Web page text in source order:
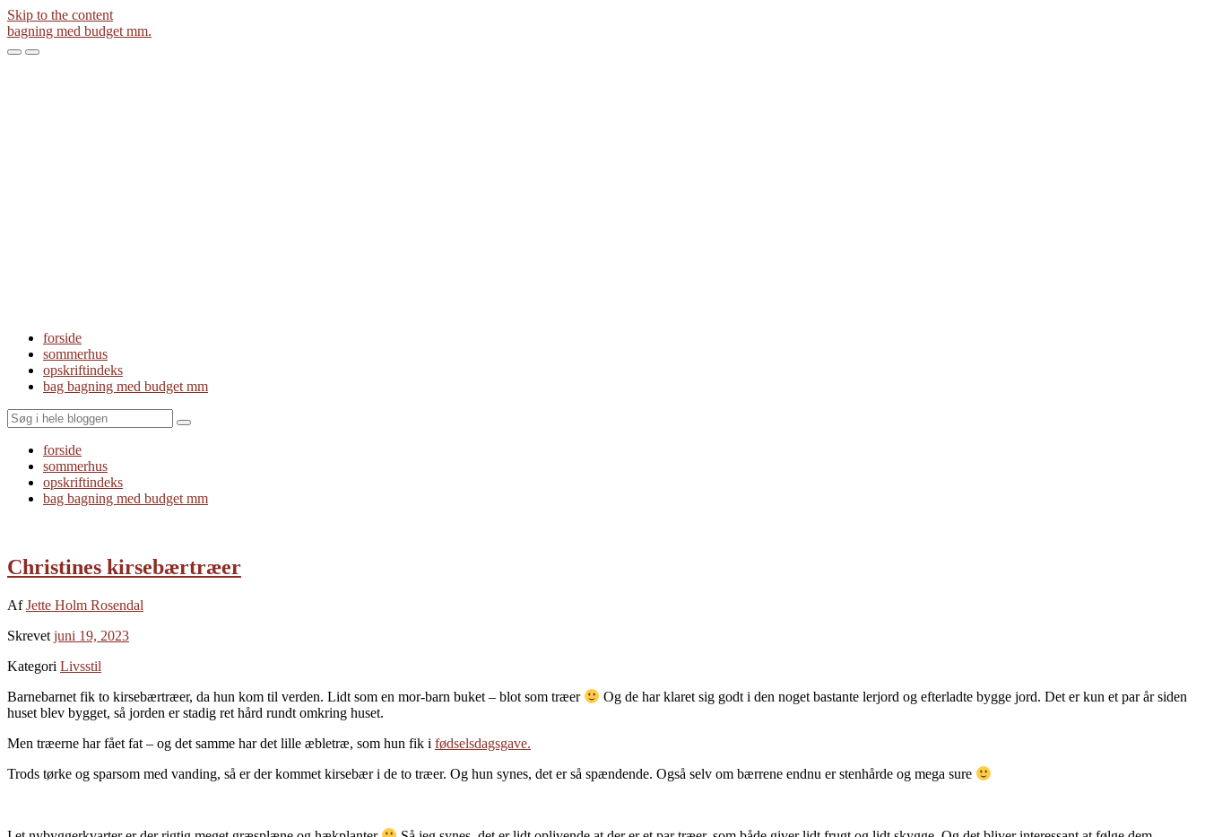
Skip to the content
bagning med budget mm.
ToggleToggle
forside
sommerhus
opskriftindeks
bag bagning med budget mm
Search
forside
sommerhus
opskriftindeks
bag bagning med budget mm
Christines kirsebærtræer
AfJette Holm Rosendal
Skrevet juni 19, 2023
Kategori Livsstil
Barnebarnet fik to kirsebærtræer, da hun kom til verden. Lidt som en mor-barn buket – blot som træer
Og de har klaret sig godt i den noget bastante lerjord og efterladte bygge jord. Det er kun et par år siden
huset blev bygget, så jorden er stadig ret hård rundt omkring huset.
Men træerne har fået fat – og det samme har det lille æbletræ, som hun fik i fødselsdagsgave.
Trods tørke og sparsom med vanding, så er der kommet kirsebær i de to træer. Og hun synes, det er så spændende. Også selv om bærrene endnu er stenhårde og mega sure